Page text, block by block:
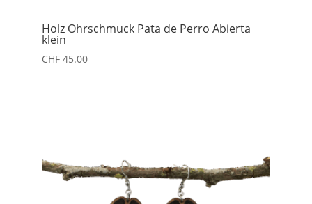
Holz Ohrschmuck Pata de Perro Abierta
klein
CHF45.00